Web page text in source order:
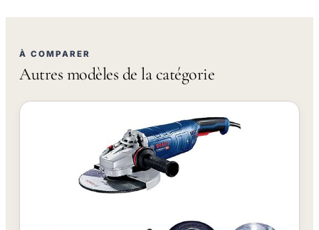
À COMPARER
Autres modèles de la catégorie